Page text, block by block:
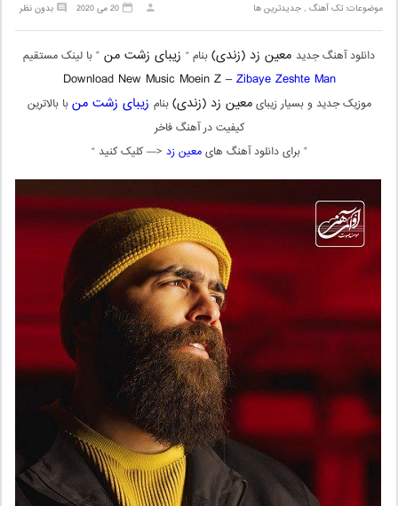
موضوعات:تک آهنگ ,جدیدترین ها بدون نظر 20 می 2020
دانلود آهنگ جدید معین زد (زندی)بنام “ زیبای زشت من ” با لینک مستقیم
Download New Music Moein Z –Zibaye Zeshte Man
موزیک جدید و بسیار زیبایمعین زد (زندی)بنام زیبای زشت منبا بالاترین
کیفیت در آهنگ فاخر
” برای دانلود آهنگ هایمعین زد <— کلیک کنید “